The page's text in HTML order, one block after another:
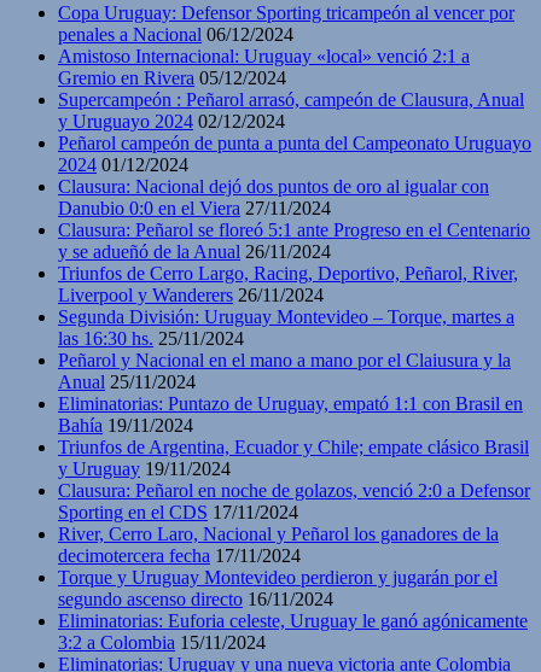
Copa Uruguay: Defensor Sporting tricampeón al vencer por
penales a Nacional 06/12/2024
Amistoso Internacional: Uruguay «local» venció 2:1 a
Gremio en Rivera 05/12/2024
Supercampeón : Peñarol arrasó, campeón de Clausura, Anual
y Uruguayo 2024 02/12/2024
Peñarol campeón de punta a punta del Campeonato Uruguayo
2024 01/12/2024
Clausura: Nacional dejó dos puntos de oro al igualar con
Danubio 0:0 en el Viera 27/11/2024
Clausura: Peñarol se floreó 5:1 ante Progreso en el Centenario
y se adueñó de la Anual 26/11/2024
Triunfos de Cerro Largo, Racing, Deportivo, Peñarol, River,
Liverpool y Wanderers 26/11/2024
Segunda División: Uruguay Montevideo – Torque, martes a
las 16:30 hs. 25/11/2024
Peñarol y Nacional en el mano a mano por el Claiusura y la
Anual 25/11/2024
Eliminatorias: Puntazo de Uruguay, empató 1:1 con Brasil en
Bahía 19/11/2024
Triunfos de Argentina, Ecuador y Chile; empate clásico Brasil
y Uruguay 19/11/2024
Clausura: Peñarol en noche de golazos, venció 2:0 a Defensor
Sporting en el CDS 17/11/2024
River, Cerro Laro, Nacional y Peñarol los ganadores de la
decimotercera fecha 17/11/2024
Torque y Uruguay Montevideo perdieron y jugarán por el
segundo ascenso directo 16/11/2024
Eliminatorias: Euforia celeste, Uruguay le ganó agónicamente
3:2 a Colombia 15/11/2024
Eliminatorias: Uruguay y una nueva victoria ante Colombia